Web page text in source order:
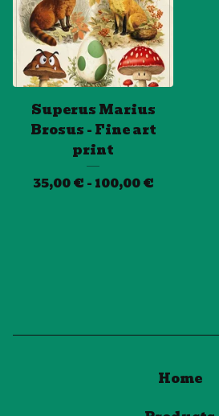
Superus Marius
Brosus - Fine art
print
35,00€ - 100,00€
Home